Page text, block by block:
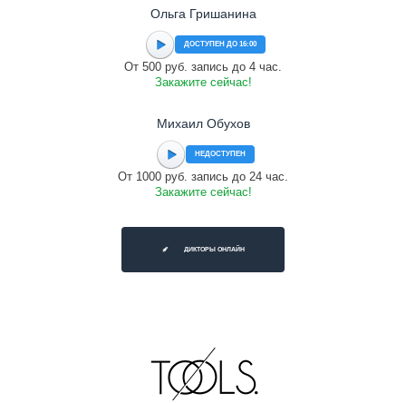
Ольга Гришанина
ДОСТУПЕН ДО 16:00
От 500 руб. запись до 4 час.
Закажите сейчас!
Михаил Обухов
НЕДОСТУПЕН
От 1000 руб. запись до 24 час.
Закажите сейчас!
ДИКТОРЫ ОНЛАЙН